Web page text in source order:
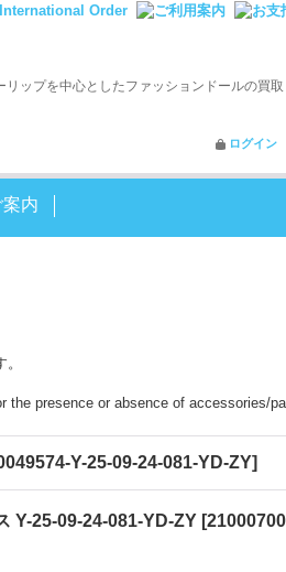
ップを中心としたファッションドールの買
ログイン
内
presence or absence of accessories/
Y-25-09-24-081-YD-ZY]
Y-25-09-24-081-YD-ZY [